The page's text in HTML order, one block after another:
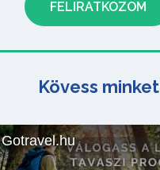
Kövess minket
Gotravel.hu